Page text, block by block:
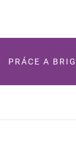
PRÁCE A